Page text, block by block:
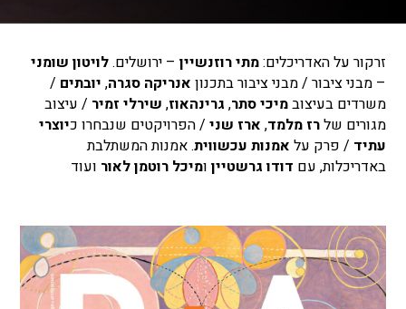
זרקור על האדריכלים:מתי רוזנשיין – ירושלים.לויטון שומני
– מבני ציבור / מבני ציבור בתכנון אנריקה סגרה, יובתים /
משרדים בעיצובמיכי סתר, גרינהאוז, שירלי זמיר / עיצוב
מגורים שלרז מלמד, ארז שני / הפרויקטים שנבחרו כיוצרי
עתיד / פרק על אמנות עכשווית. אמנות המשתלבת
באדריכלות, עם דודו גרשטיין ומיכל רוטמן לאור ועוד